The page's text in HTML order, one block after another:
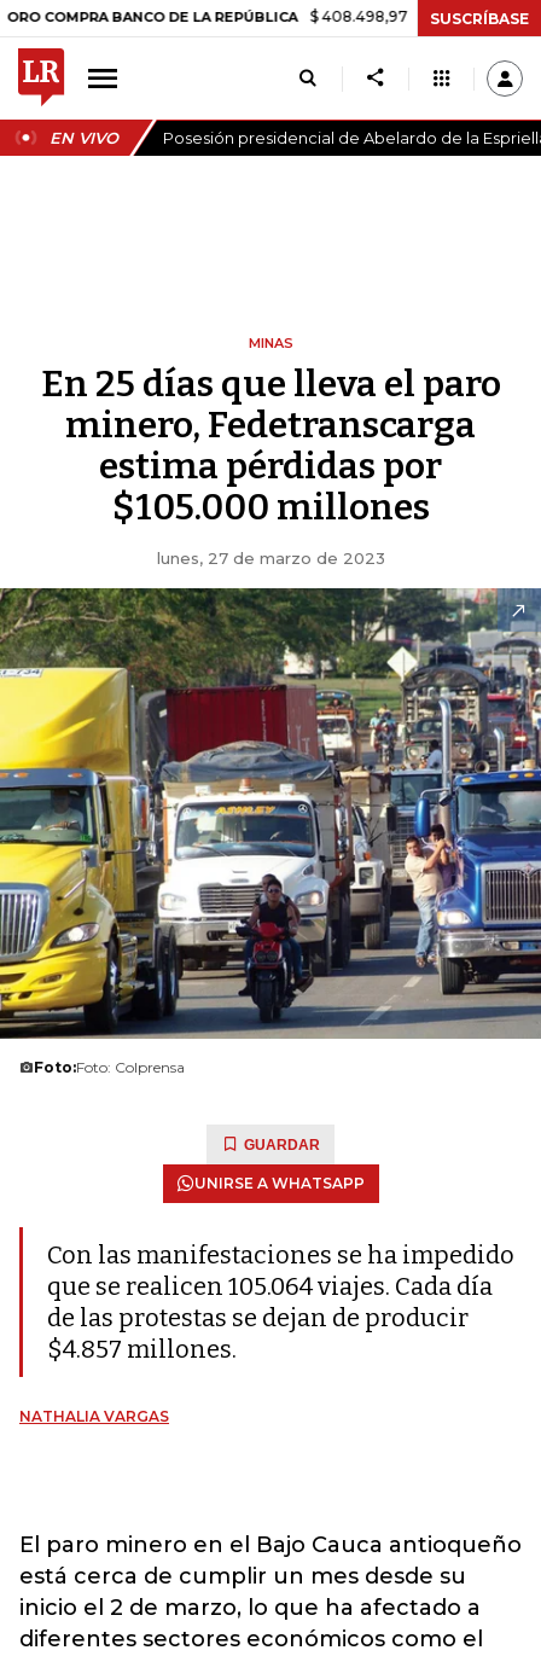
BANCO DE LA REPÚBLICA $ 408.498,97 +$ 8.753,81 +2,19%
SUSCRÍBASE
EN VIVO Posesión presidencial de Abelardo de la
MINAS
En 25 días que lleva el paro
minero, Fedetranscarga
estima pérdidas por
$105.000 millones
lunes, 27 de marzo de 2023
Foto:Foto: Colprensa
GUARDAR
UNIRSE A WHATSAPP
Con las manifestaciones se ha impedido
que se realicen 105.064 viajes. Cada día
de las protestas se dejan de producir
$4.857 millones.
NATHALIA VARGAS
El paro minero en el Bajo Cauca antioqueño
está cerca de cumplir un mes desde su
inicio el 2 de marzo, lo que ha afectado a
diferentes sectores económicos como el